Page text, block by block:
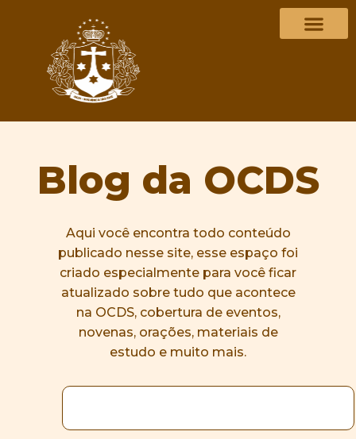
Blog da OCDS
Aqui você encontra todo conteúdo
publicado nesse site, esse espaço foi
criado especialmente para você ficar
atualizado sobre tudo que acontece
na OCDS, cobertura de eventos,
novenas, orações, materiais de
estudo e muito mais.